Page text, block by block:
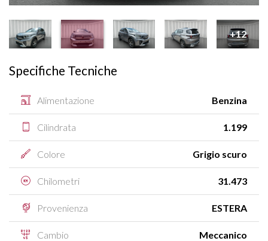
+12
Specifiche Tecniche
Alimentazione Benzina
Cilindrata 1.199
Colore Grigio scuro
Chilometri 31.473
Provenienza ESTERA
Cambio Meccanico